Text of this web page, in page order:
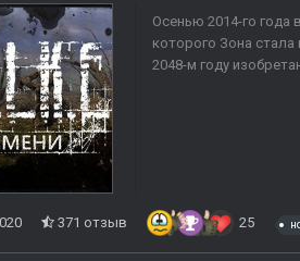
Осенью 2014-го
которого Зона
2048-м году
371 отзыв 25